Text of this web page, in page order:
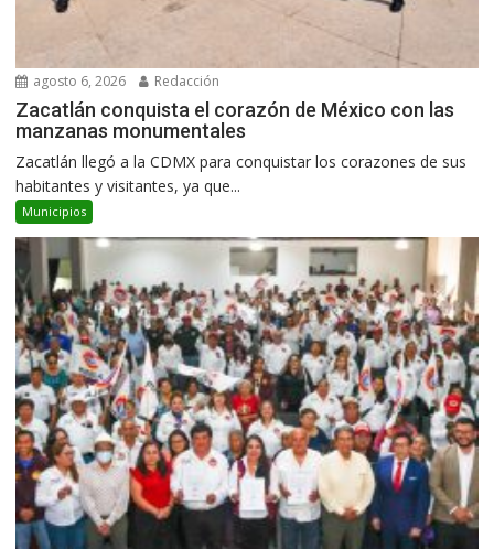
agosto 6, 2026 Redacción
Zacatlán conquista el corazón de México con las
manzanas monumentales
Zacatlán llegó a la CDMX para conquistar los corazones de sus
habitantes y visitantes, ya que...
Municipios